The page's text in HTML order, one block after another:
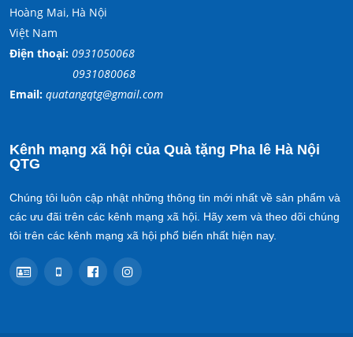
Hoàng Mai, Hà Nội
Việt Nam
Điện thoại: 0931050068
0931080068
Email: quatangqtg@gmail.com
Kênh mạng xã hội của Quà tặng Pha lê Hà Nội
QTG
Chúng tôi luôn cập nhật những thông tin mới nhất về sản phẩm và
các ưu đãi trên các kênh mạng xã hội. Hãy xem và theo dõi chúng
tôi trên các kênh mạng xã hội phổ biến nhất hiện nay.